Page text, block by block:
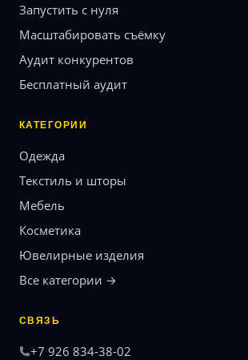
Запустить с нуля
Масштабировать съёмку
Аудит конкурентов
Бесплатный аудит
КАТЕГОРИИ
Одежда
Текстиль и шторы
Мебель
Косметика
Ювелирные изделия
Все категории →
СВЯЗЬ
+7 926 834-38-02